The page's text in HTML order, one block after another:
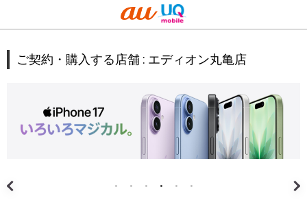
ご契約・購入する店舗 : エディオン丸亀店